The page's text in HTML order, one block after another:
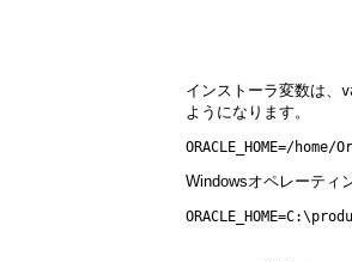
インストーラ変数は、
ようになります。
Windowsオペレーティ